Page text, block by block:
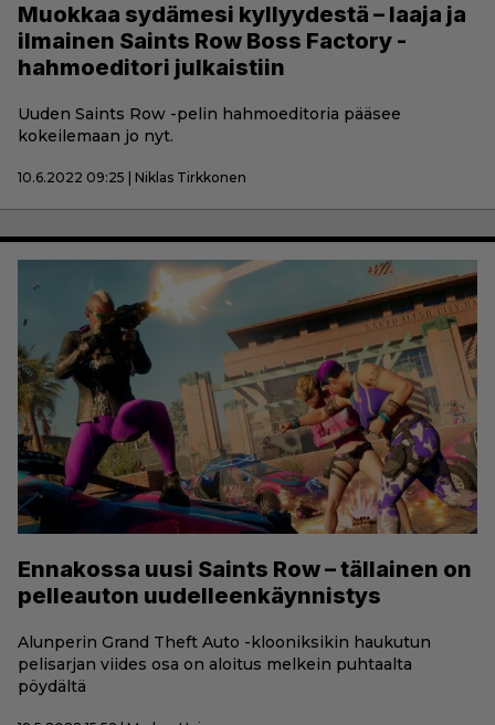
Muokkaa sydämesi kyllyydestä – laaja ja
ilmainen Saints Row Boss Factory -
hahmoeditori julkaistiin
Uuden Saints Row -pelin hahmoeditoria pääsee
kokeilemaan jo nyt.
10.6.2022 09:25 | Niklas Tirkkonen
Ennakossa uusi Saints Row – tällainen on
pelleauton uudelleenkäynnistys
Alunperin Grand Theft Auto -klooniksikin haukutun
pelisarjan viides osa on aloitus melkein puhtaalta
pöydältä